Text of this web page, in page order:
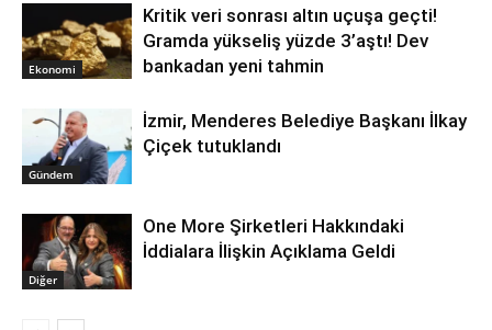
Ekonomi
Kritik veri sonrası altın uçuşa geçti!
Gramda yükseliş yüzde 3’aştı! Dev
bankadan yeni tahmin
Gündem
İzmir, Menderes Belediye Başkanı İlkay
Çiçek tutuklandı
Diğer
One More Şirketleri Hakkındaki
İddialara İlişkin Açıklama Geldi